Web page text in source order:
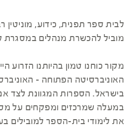
לבית ספר תפנית, כידוע, מוניטין
מוביל להכשרת מנהלים במסגרת
מקור כוחנו טמון בהיותנו הזרוע
האוניברסיטה הפתוחה -
בישראל. הספרות המגוונת לצד
במעלה שמרכזים ומפקחים על
את לימודי בית-הספר למובילים